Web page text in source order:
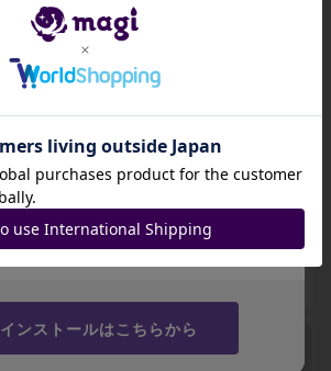
出品数 0
シヴのヘルカイト
レア 214/350
-
蒸気の突風 アンコ
モン 219/350
-
招待コード
JA9XS8
コピーする
インストールはこちらから